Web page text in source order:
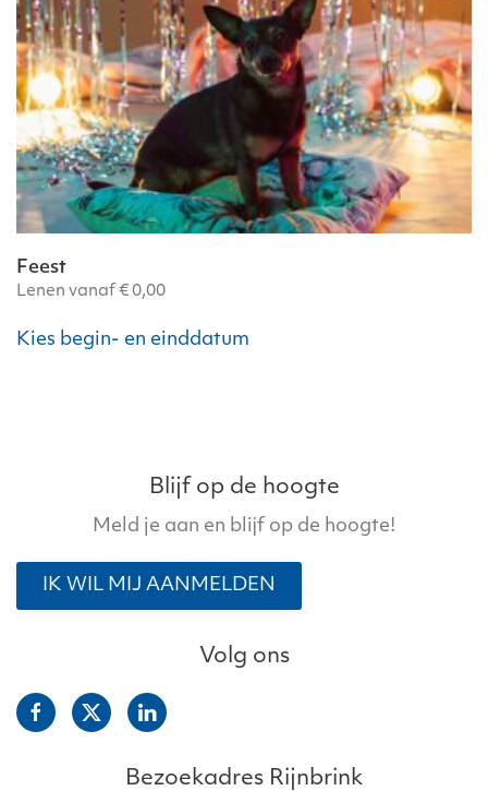
Feest
Lenen vanaf € 0,00
Kies begin- en einddatum
optie
gekozen
worden
op
Blijf op de hoogte
Meld je aan en blijf op de hoogte!
IK WIL MIJ AANMELDEN
Volg ons
Bezoekadres Rijnbrink